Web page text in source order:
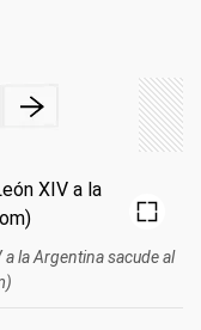
la Argentina sacude al